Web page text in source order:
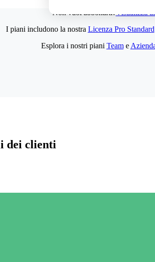
Non vuoi abbonarti?Visualizza
I piani includono la nostra Licenza Pro Standard
Esplora i nostri piani Teame
dei clienti